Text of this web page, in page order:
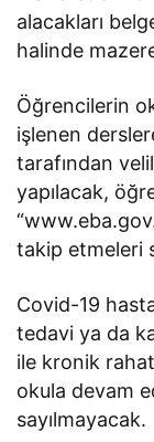
alacakları
halinde
Öğrencilerin
işlenen
tarafından
yapılacak,
takip etmeleri
Covid-19
tedavi ya da
ile kronik
okula devam
sayılmayacak.